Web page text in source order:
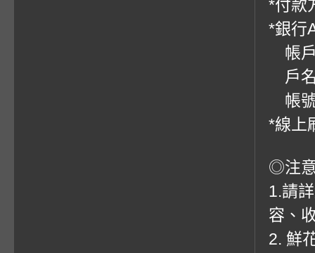
*付款
*銀行
帳戶
戶
帳
*線上
◎注
1.請
容、
2. 鮮